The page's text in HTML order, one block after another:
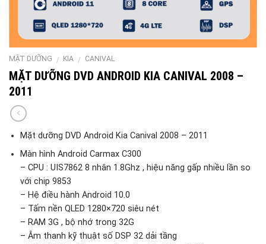
MẶT DƯỠNG / KIA / CANIVAL
MẶT DƯỠNG DVD ANDROID KIA CANIVAL 2008 –
2011
Mặt dưỡng DVD Android Kia Canival 2008 – 2011
Màn hình Android Carmax C300
– CPU : UIS7862 8 nhân 1.8Ghz , hiệu năng gấp nhiều lần so
với chip 9853
– Hệ điều hành Android 10.0
– Tấm nền QLED 1280×720 siêu nét
– RAM 3G , bộ nhớ trong 32G
– Âm thanh kỹ thuật số DSP 32 dải tầng